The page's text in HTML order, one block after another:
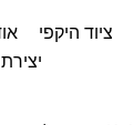
ציוד היקפי